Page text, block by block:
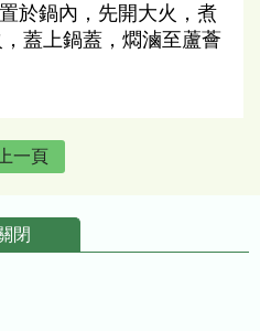
於鍋內，先開大火，煮
蓋上鍋蓋，燜滷至蘆薈
一頁
閉